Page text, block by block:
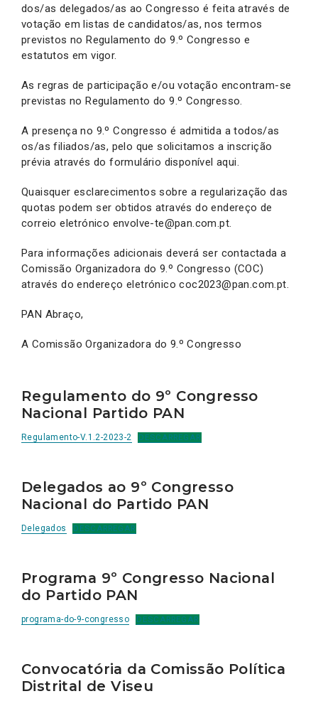
dos/as delegados/as ao Congresso é feita através de
votação em listas de candidatos/as, nos termos
previstos no Regulamento do 9.º Congresso e
estatutos em vigor.
As regras de participação e/ou votação encontram-se
previstas no Regulamento do 9.º Congresso.
A presença no 9.º Congresso é admitida a todos/as
os/as filiados/as, pelo que solicitamos a inscrição
prévia através do formulário disponível aqui.
Quaisquer esclarecimentos sobre a regularização das
quotas podem ser obtidos através do endereço de
correio eletrónico envolve-te@pan.com.pt.
Para informações adicionais deverá ser contactada a
Comissão Organizadora do 9.º Congresso (COC)
através do endereço eletrónico coc2023@pan.com.pt.
PAN Abraço,
A Comissão Organizadora do 9.º Congresso
Regulamento do 9º Congresso
Nacional Partido PAN
Regulamento-V.1.2-2023-2 DESCARREGAR
Delegados ao 9º Congresso
Nacional do Partido PAN
Delegados DESCARREGAR
Programa 9º Congresso Nacional
do Partido PAN
programa-do-9-congresso DESCARREGAR
Convocatória da Comissão Política
Distrital de Viseu